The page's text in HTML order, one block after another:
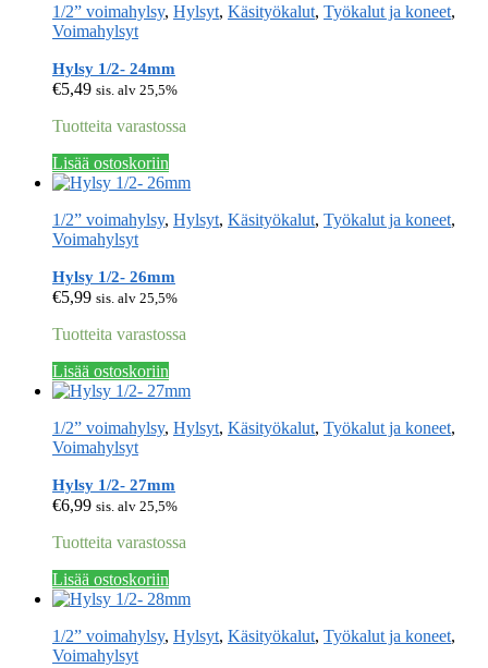
1/2” voimahylsy, Hylsyt, Käsityökalut, Työkalut ja koneet,
Voimahylsyt
Hylsy 1/2- 24mm
€5,49 sis. alv 25,5%
Tuotteita varastossa
Lisää ostoskoriin
1/2” voimahylsy, Hylsyt, Käsityökalut, Työkalut ja koneet,
Voimahylsyt
Hylsy 1/2- 26mm
€5,99 sis. alv 25,5%
Tuotteita varastossa
Lisää ostoskoriin
1/2” voimahylsy, Hylsyt, Käsityökalut, Työkalut ja koneet,
Voimahylsyt
Hylsy 1/2- 27mm
€6,99 sis. alv 25,5%
Tuotteita varastossa
Lisää ostoskoriin
1/2” voimahylsy, Hylsyt, Käsityökalut, Työkalut ja koneet,
Voimahylsyt